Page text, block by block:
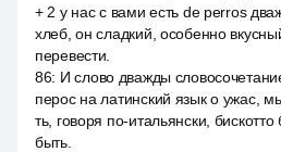
+ 2 у нас с вами есть de perros
хлеб, он сладкий, особенно
перевести.
86: И слово дважды
перос на латинский язык о ужас,
ть, говоря по-итальянски,
быть.